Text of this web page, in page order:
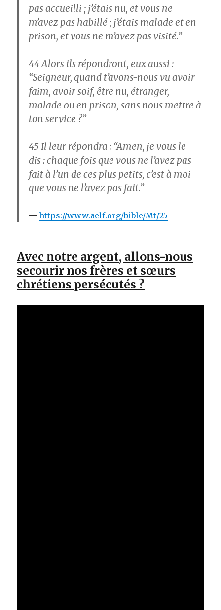
pas accueilli ; j’étais nu, et vous ne
m’avez pas habillé ; j’étais malade et en
prison, et vous ne m’avez pas visité.”
44Alors ils répondront, eux aussi :
“Seigneur, quand t’avons-nous vu avoir
faim, avoir soif, être nu, étranger,
malade ou en prison, sans nous mettre à
ton service ?”
45 Il leur répondra : “Amen, je vous le
dis : chaque fois que vous ne l’avez pas
fait à l’un de ces plus petits, c’est à moi
que vous ne l’avez pas fait.”
https://www.aelf.org/bible/Mt/25
Avec notre argent, allons-nous
secourir nos frères et sœurs
chrétiens persécutés ?